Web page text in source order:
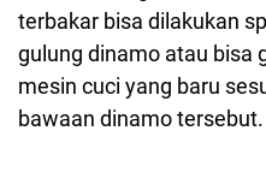
terbakar bisa dilakukan
gulung dinamo atau bisa
mesin cuci yang baru
bawaan dinamo tersebut.